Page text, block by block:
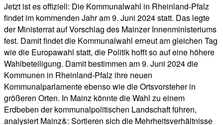
Jetzt ist es offiziell: Die Kommunalwahl in Rheinland-Pfalz
findet im kommenden Jahr am 9. Juni 2024 statt. Das legte
der Ministerrat auf Vorschlag des Mainzer Innenministeriums
fest. Damit findet die Kommunalwahl erneut am gleichen Tag
wie die Europawahl statt, die Politik hofft so auf eine höhere
Wahlbeteiligung. Damit bestimmen am 9. Juni 2024 die
Kommunen in Rheinland-Pfalz ihre neuen
Kommunalparlamente ebenso wie die Ortsvorsteher in
größeren Orten. In Mainz könnte die Wahl zu einem
Erdbeben der kommunalpolitischen Landschaft führen,
analysiert Mainz&: Sortieren sich die Mehrheitsverhältnisse